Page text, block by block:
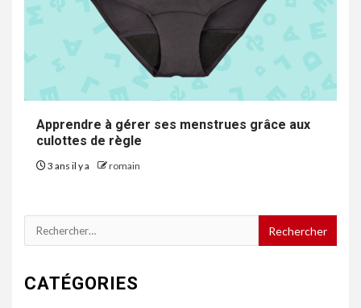
Apprendre à gérer ses menstrues grâce aux
culottes de règle
3 ans il y a romain
Rechercher :
CATÉGORIES